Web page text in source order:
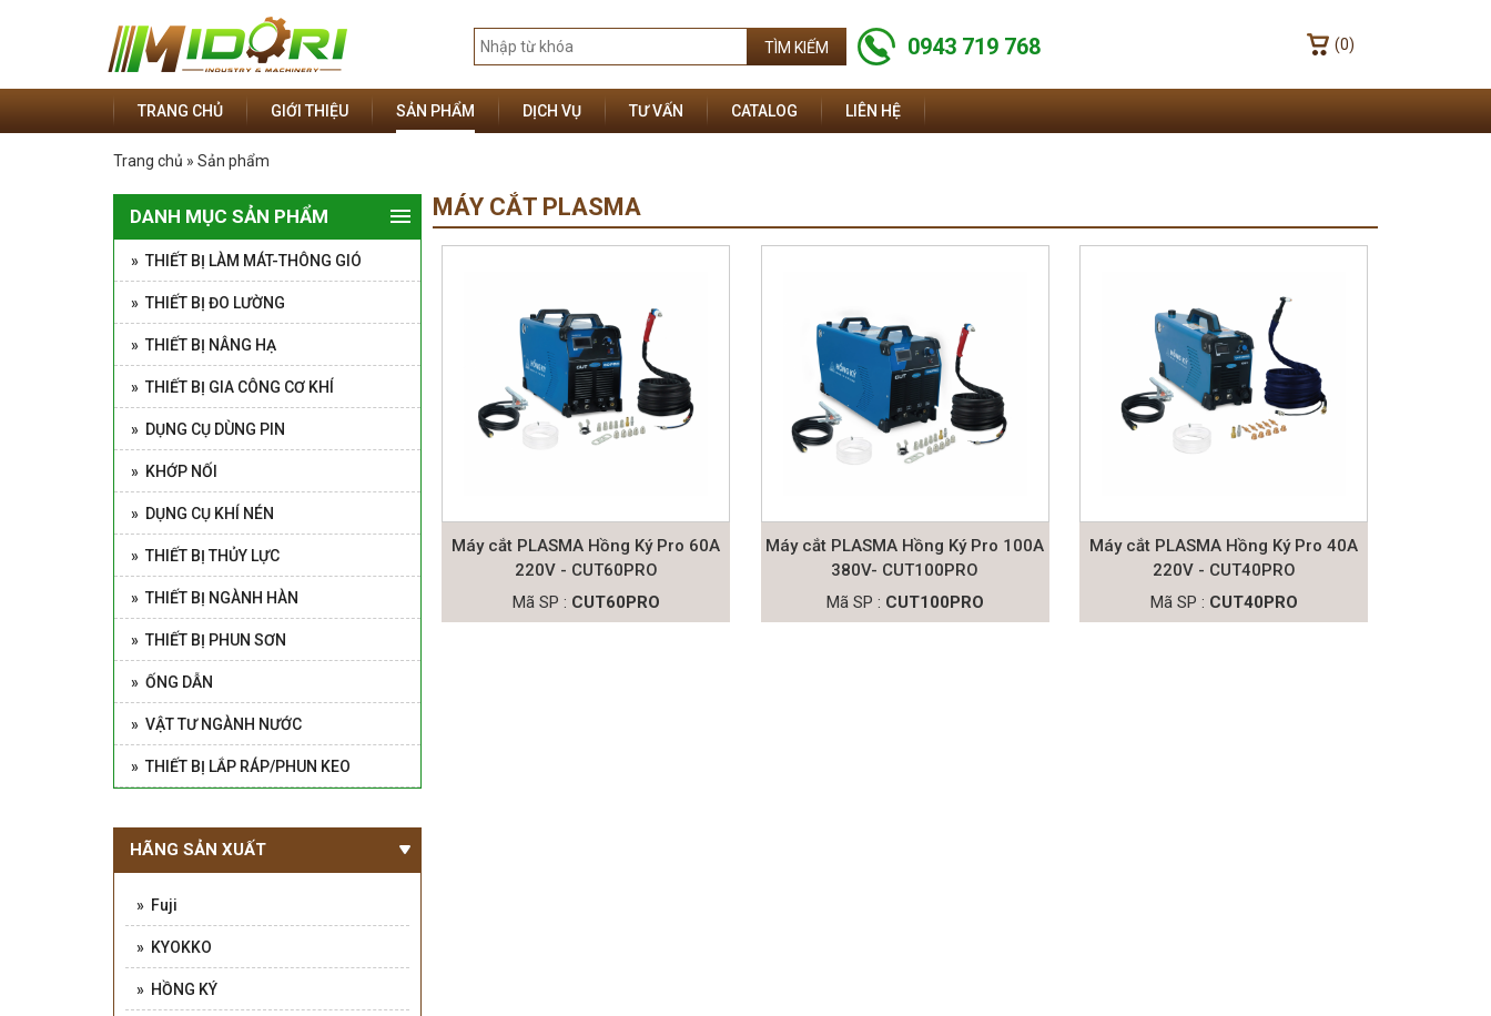
0943 719 768 (0)
TRANG CHỦ GIỚI THIỆU SẢN PHẨM DỊCH VỤ TƯ VẤN CATALOG LIÊN HỆ
Trang chủ » Sản phẩm
DANH MỤC SẢN PHẨM
» THIẾT BỊ LÀM MÁT-THÔNG GIÓ
» THIẾT BỊ ĐO LƯỜNG
» THIẾT BỊ NÂNG HẠ
» THIẾT BỊ GIA CÔNG CƠ KHÍ
» DỤNG CỤ DÙNG PIN
» KHỚP NỐI
» DỤNG CỤ KHÍ NÉN
» THIẾT BỊ THỦY LỰC
» THIẾT BỊ NGÀNH HÀN
» THIẾT BỊ PHUN SƠN
» ỐNG DẪN
» VẬT TƯ NGÀNH NƯỚC
» THIẾT BỊ LẮP RÁP/PHUN KEO
HÃNG SẢN XUẤT
» Fuji
» KYOKKO
» HỒNG KÝ
MÁY CẮT PLASMA
Máy cắt PLASMA Hồng Ký Pro 60A
220V - CUT60PRO
Mã SP : CUT60PRO
Máy cắt PLASMA Hồng Ký Pro 100A
380V- CUT100PRO
Mã SP : CUT100PRO
Máy cắt PLASMA Hồng Ký Pro 40A
220V - CUT40PRO
Mã SP : CUT40PRO